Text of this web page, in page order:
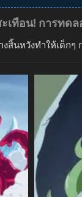
เทือน! การทด
สิ้นหวังทำให้เด็ก